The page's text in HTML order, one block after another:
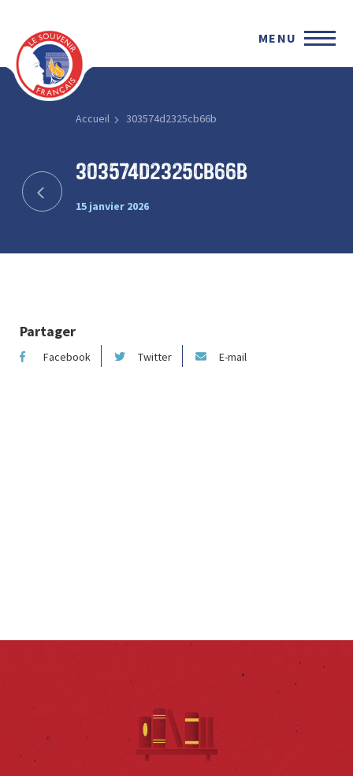
MENU
Accueil 303574d2325cb66b
303574d2325cb66b
15 janvier 2026
Partager
Facebook Twitter E-mail